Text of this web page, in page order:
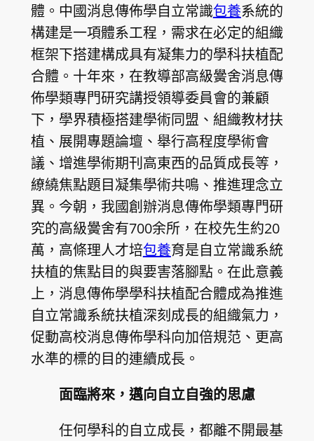
體。中國消息傳佈學自立常識包養系統的
構建是一項體系工程，需求在必定的組織
框架下搭建構成具有凝集力的學科扶植配
合體。十年來，在教導部高級黌舍消息傳
佈學類專門研究講授領導委員會的兼顧
下，學界積極搭建學術同盟、組織教材扶
植、展開專題論壇、舉行高程度學術會
議、增進學術期刊高東西的品質成長等，
繚繞焦點題目凝集學術共鳴、推進理念立
異。今朝，我國創辦消息傳佈學類專門研
究的高級黌舍有700余所，在校先生約20
萬，高條理人才培包養育是自立常識系統
扶植的焦點目的與要害落腳點。在此意義
上，消息傳佈學學科扶植配合體成為推進
自立常識系統扶植深刻成長的組織氣力，
促動高校消息傳佈學科向加倍規范、更高
水準的標的目的連續成長。
面臨將來，邁向自立自強的思慮
任何學科的自立成長，都離不開最基